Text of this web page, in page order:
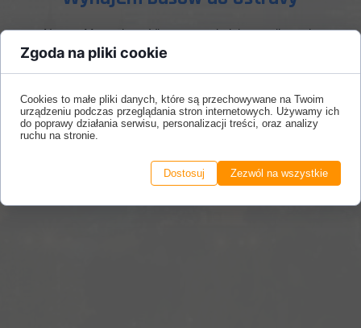
Nasze Mercedesy Vito po raz kolejny realizowały
wyjazd z Warszawy do kliniki w czeskiej Ostravie.
Wynajem busów polegał jak zawsze na przewozie
na zabieg usunięcia zaćmy oraz ich odwiezieniu po
zabiegu do domów.
Zgoda na pliki cookie
Cookies to małe pliki danych, które są przechowywane na Twoim
urządzeniu podczas przeglądania stron internetowych. Używamy ich
do poprawy działania serwisu, personalizacji treści, oraz analizy
ruchu na stronie.
Dostosuj Zezwól na wszystkie